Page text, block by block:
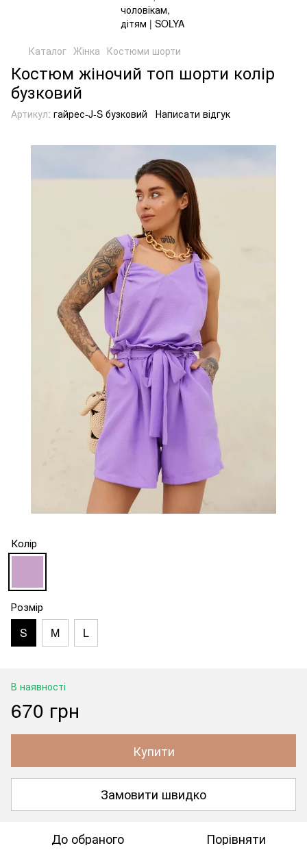
Каталог Жінка Костюми шорти
Костюм жіночий топ шорти колір
бузковий
Артикул: гайрес-J-S бузковий Написати відгук
Колір
Розмір
S M L
В наявності
670 грн
Купити
Замовити швидко
До обраного Порівняти